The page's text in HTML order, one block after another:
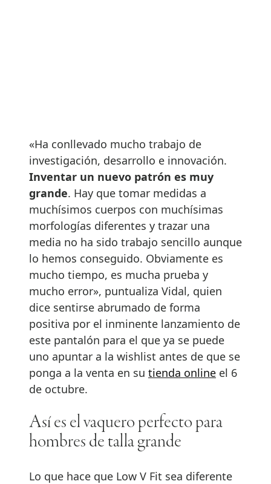
«Ha conllevado mucho trabajo de
investigación, desarrollo e innovación.
Inventar un nuevo patrón es muy
grande. Hay que tomar medidas a
muchísimos cuerpos con muchísimas
morfologías diferentes y trazar una
media no ha sido trabajo sencillo aunque
lo hemos conseguido. Obviamente es
mucho tiempo, es mucha prueba y
mucho error», puntualiza Vidal, quien
dice sentirse abrumado de forma
positiva por el inminente lanzamiento de
este pantalón para el que ya se puede
uno apuntar a la wishlist antes de que se
ponga a la venta en su tienda online el 6
de octubre.
Así es el vaquero perfecto para
hombres de talla grande
Lo que hace que Low V Fit sea diferente